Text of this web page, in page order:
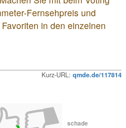
Fernsehpreis und
in den einzelnen
Kurz-URL: qmde.de/117814
schade